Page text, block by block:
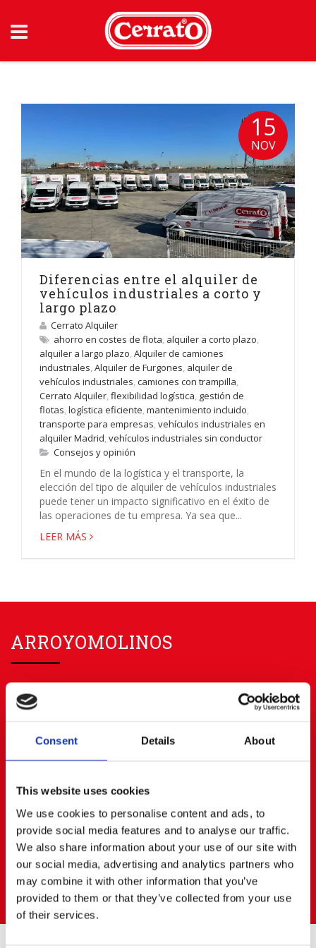
Consent Details About
This website uses cookies
We use cookies to personalise content and ads, to
provide social media features and to analyse our traffic.
We also share information about your use of our site with
our social media, advertising and analytics partners who
may combine it with other information that you’ve
provided to them or that they’ve collected from your use
of their services.
15
NOV
Diferencias entre el alquiler de
vehículos industriales a corto y
largo plazo
Cerrato Alquiler
ahorro en costes de flota, alquiler a corto plazo,
alquiler a largo plazo, Alquiler de camiones
industriales, Alquiler de Furgones, alquiler de
vehículos industriales, camiones con trampilla,
Cerrato Alquiler, flexibilidad logística, gestión de
flotas, logística eficiente, mantenimiento incluido,
transporte para empresas, vehículos industriales en
alquiler Madrid, vehículos industriales sin conductor
Consejos y opinión
En el mundo de la logística y el transporte, la
elección del tipo de alquiler de vehículos industriales
puede tener un impacto significativo en el éxito de
las operaciones de tu empresa. Ya sea que...
LEER MÁS
ARROYOMOLINOS
91 668 63 40
656 83 00 20
info@cerratoalquiler.es
Parque Empresarial PARQUE 22
BOADILLA DEL MONTE
91 668 63 40
687472823
boadilla@cerratoalquiler.es
Calle Artesanos Nº 13
Pol. Ind. PRADO DEL ESPINO
28660 BOADILLA DEL MONTE (Madrid)